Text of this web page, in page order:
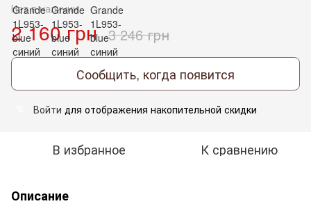
Нет в наличии
2 160 грн 3 246 грн
Сообщить, когда появится
Войти для отображения накопительной скидки
В избранное К сравнению
Описание